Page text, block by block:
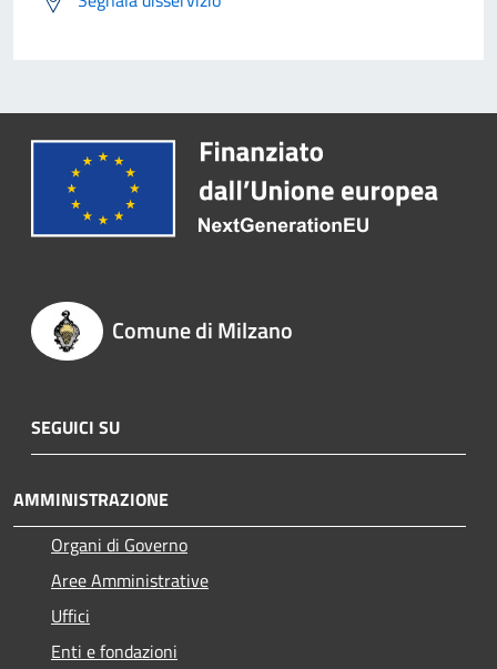
Comune di Milzano
SEGUICI SU
AMMINISTRAZIONE
Organi di Governo
Aree Amministrative
Uffici
Enti e fondazioni